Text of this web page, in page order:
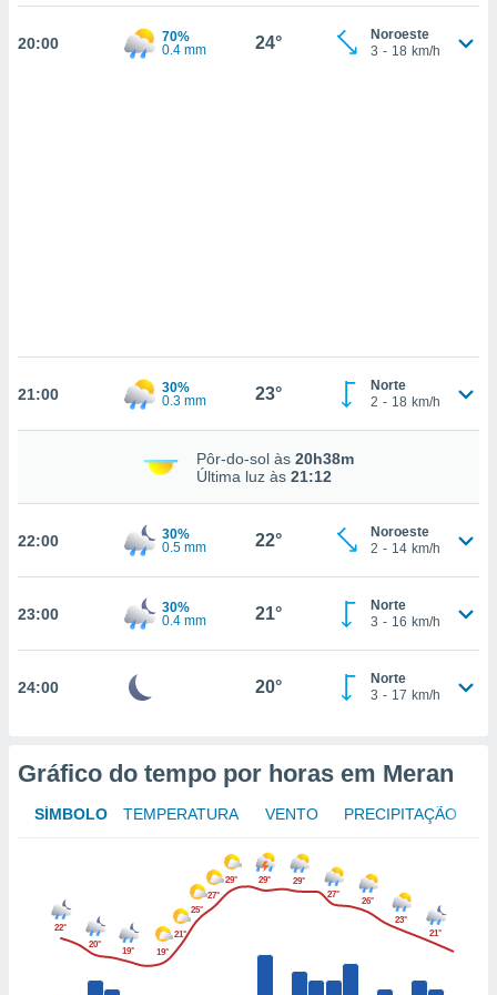
com
a
site
de que
para
não
o
de
ao
através
20:00
70%
0.4 mm
24°
Noroeste
3 - 18 km/h
21:00
30%
0.3 mm
23°
Norte
2 - 18 km/h
Pôr-do-sol às 20h38m
Última luz às 21:12
22:00
30%
0.5 mm
22°
Noroeste
2 - 14 km/h
23:00
30%
0.4 mm
21°
Norte
3 - 16 km/h
24:00 20°
Norte
3 - 17 km/h
Gráfico do tempo por horas em Meran
SÍMBOLO TEMPERATURA VENTO PRECIPITAÇÃO
22°
20°
19° 19°
21°
25°
27°
29° 29°
29°
27°
26°
23°
21°